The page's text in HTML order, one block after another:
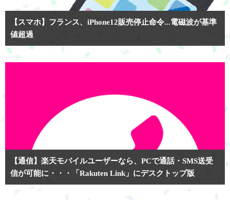
【スマホ】フランス、iPhone12販売停止命令...電磁波が基準
値超過
【通信】楽天モバイルユーザーなら、PCで通話・SMS送受
信が可能に・・・「Rakuten Link」にデスクトップ版